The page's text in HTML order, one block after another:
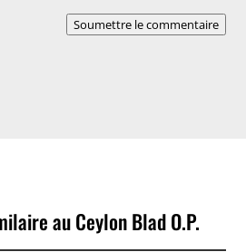
Soumettre le commentaire
au Ceylon Blad O.P.